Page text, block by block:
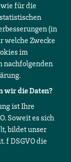
für die
(in
welche Zwecke
im
nachfolgenden
wir die Daten?
ist Ihre
Soweit es sich
bildet unser
f DSGVO die